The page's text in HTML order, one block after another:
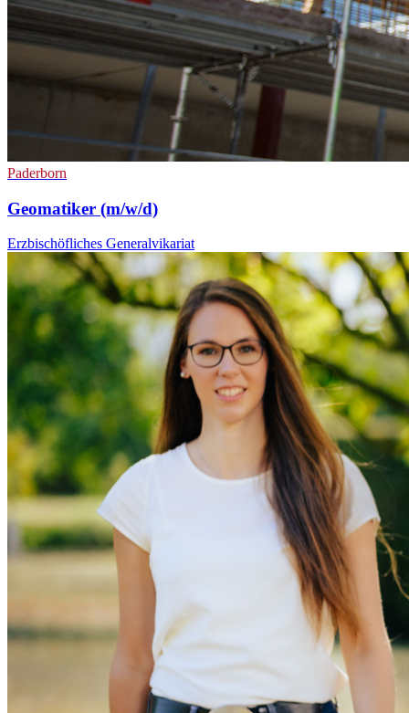
Paderborn
Geomatiker (m/w/d)
Erzbischöfliches Generalvikariat